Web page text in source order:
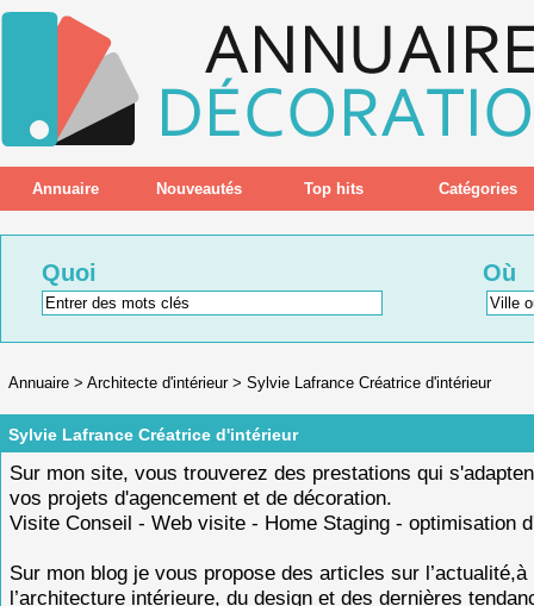
Annuaire Nouveautés Top hits Catégories
Quoi Où
Annuaire > Architecte d'intérieur> Sylvie Lafrance Créatrice d'intérieur
Sylvie Lafrance Créatrice d'intérieur
Sur mon site, vous trouverez des prestations qui
vos projets d'agencement et de décoration.
Visite Conseil - Web visite - Home Staging - optimisation
Sur mon blog je vous propose des articles sur l’actualité,à
l’architecture intérieure, du design et des dernières